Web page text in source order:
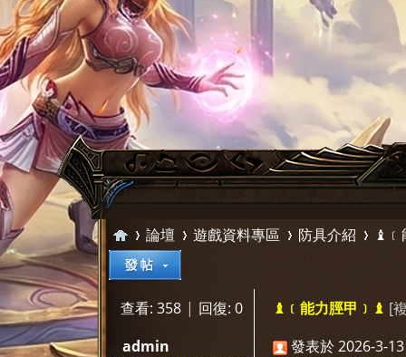
神»
論壇
›
遊戲資料專區
›
防具介紹 ♝﹝
查看: 358 | 回復: 0 ♝﹝能力脛甲﹞♝ [
admin
發表於 2026-3-